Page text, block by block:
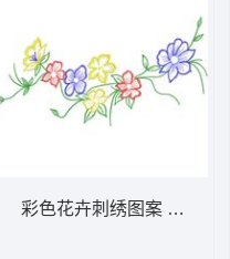
列1万针以上
彩色花卉刺绣图案 免费大